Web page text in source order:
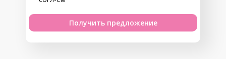
Получить предложение